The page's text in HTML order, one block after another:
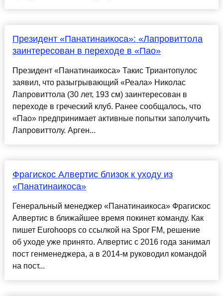
Президент «Панатинаикоса»: «Лапровиттола
заинтересован в переходе в «Пао»
Президент «Панатинаикоса» Такис Триантопулос
заявил, что разыгрывающий «Реала» Николас
Лапровиттола (30 лет, 193 см) заинтересован в
переходе в греческий клуб. Ранее сообщалось, что
«Пао» предпринимает активные попытки заполучить
Лапровиттолу. Арген...
Фрагискос Алвертис близок к уходу из
«Панатинаикоса»
Генеральный менеджер «Панатинаикоса» Фрагискос
Алвертис в ближайшее время покинет команду. Как
пишет Eurohoops со ссылкой на Spor FM, решение
об уходе уже принято. Алвертис с 2016 года занимал
пост генменеджера, а в 2014-м руководил командой
на пост...